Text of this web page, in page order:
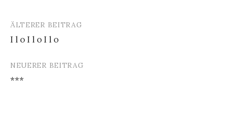
Beitrags-
Navigation
ÄLTERER BEITRAG
I l o I l o I l o
NEUERER BEITRAG
***